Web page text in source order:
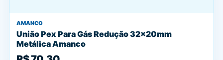
AMANCO
União Pex Para Gás Redução 32x20mm
Metálica Amanco